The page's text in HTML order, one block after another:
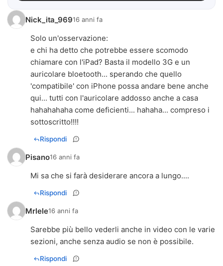
Nick_ita_96916 anni fa
Solo un'osservazione:
e chi ha detto che potrebbe essere scomodo
chiamare con l'iPad? Basta il modello 3G e un
auricolare bloetooth... sperando che quello
'compatibile' con iPhone possa andare bene anche
qui... tutti con l'auricolare addosso anche a casa
hahahahaha come deficienti... hahaha... compreso i
sottoscritto!!!!
Rispondi
Pisano16 anni fa
Mi sa che si farà desiderare ancora a lungo....
Rispondi
Mrlele16 anni fa
Sarebbe più bello vederli anche in video con le varie
sezioni, anche senza audio se non è possibile.
Rispondi